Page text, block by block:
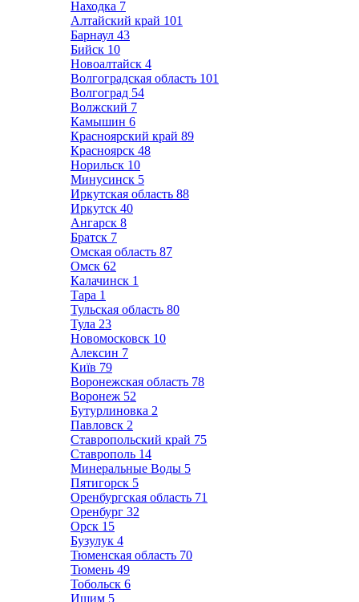
Находка 7
Алтайский край 101
Барнаул 43
Бийск 10
Новоалтайск 4
Волгоградская область 101
Волгоград 54
Волжский 7
Камышин 6
Красноярский край 89
Красноярск 48
Норильск 10
Минусинск 5
Иркутская область 88
Иркутск 40
Ангарск 8
Братск 7
Омская область 87
Омск 62
Калачинск 1
Тара 1
Тульская область 80
Тула 23
Новомосковск 10
Алексин 7
Київ 79
Воронежская область 78
Воронеж 52
Бутурлиновка 2
Павловск 2
Ставропольский край 75
Ставрополь 14
Минеральные Воды 5
Пятигорск 5
Оренбургская область 71
Оренбург 32
Орск 15
Бузулук 4
Тюменская область 70
Тюмень 49
Тобольск 6
Ишим 5